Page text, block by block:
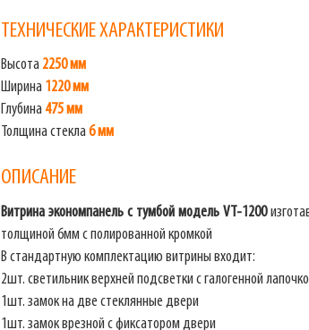
ТЕХНИЧЕСКИЕ ХАРАКТЕРИСТИКИ
Высота 2250 мм
Ширина 1220 мм
Глубина 475 мм
Толщина стекла6 мм
ОПИСАНИЕ
Витрина экономпанель с тумбой модель VT-1200
толщиной 6мм с полированной кромкой
В стандартную комплектацию витрины входит:
2шт. светильник верхней подсветки с галогенной
1шт. замок на две стеклянные двери
1шт. замок врезной с фиксатором двери